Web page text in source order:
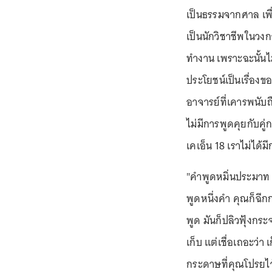
เป็นธรรมจากศาล
เป็นนักวิชาชีพในวง
ทำงาน เพราะฉะนั้น
ประโยชน์เป็นเรื่อง
อาจารย์ที่เคารพนับ
ไม่มีการพูดคุยกับคู่
เคเอ็น 18 เราไม่ไ
"คำพูดหมิ่นประมา
พูดหนึ่งคำ คุณก็ฉีก
พูด มันก็ปลิวฟุ้งกระ
เก็บ แต่เชื่อเถอะว่
กระดาษที่คุณโปรย